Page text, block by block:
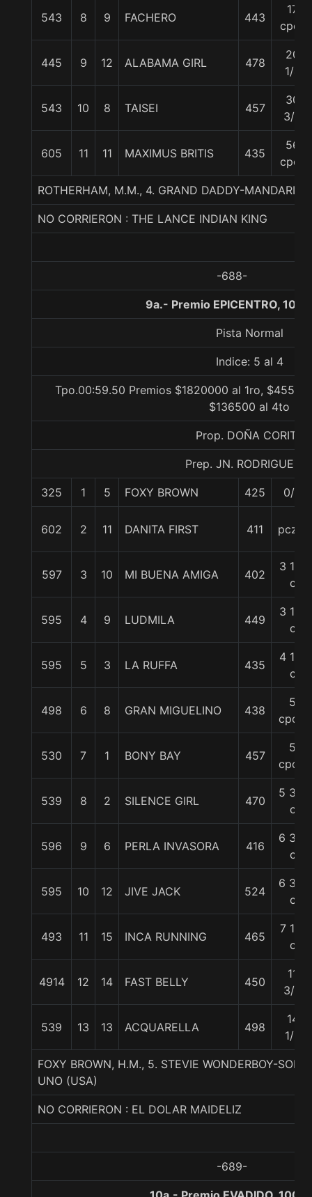
543 8 9 FACHERO 443
17
cpos
445 9 12 ALABAMA GIRL 478
20
1/4
543 10 8 TAISEI 457
30
3/4
605 11 11 MAXIMUS BRITIS 435
56
cpos
ROTHERHAM, M.M., 4. GRAND DADDY-
NO CORRIERON : THE LANCE INDIAN KING
-688-
9a.- Premio EPICENTRO,
Pista Normal
Indice: 5 al 4
Tpo.00:59.50 Premios $1820000 al 1ro,
$136500 al 4to
Prop. DOÑA CORITA
Prep. JN. RODRIGUEZ
325 1 5 FOXY BROWN 425 0/0
602 2 11 DANITA FIRST 411 pczo.
597 3 10 MI BUENA AMIGA 402
3 1/4
c
595 4 9 LUDMILA 449
3 1/4
c
595 5 3 LA RUFFA 435
4 1/4
c
498 6 8 GRAN MIGUELINO 438
5
cpos.
530 7 1 BONY BAY 457
5
cpos.
539 8 2 SILENCE GIRL 470
5 3/4
c
596 9 6 PERLA INVASORA 416
6 3/4
c
595 10 12 JIVE JACK 524
6 3/4
c
493 11 15 INCA RUNNING 465
7 1/4
c
4914 12 14 FAST BELLY 450
11
3/4
539 13 13 ACQUARELLA 498
14
1/2
FOXY BROWN, H.M., 5. STEVIE WONDERBOY-
UNO (USA)
NO CORRIERON : EL DOLAR MAIDELIZ
-689-